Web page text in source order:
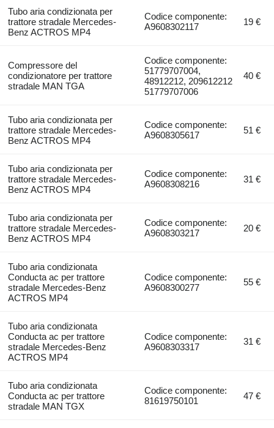
Tubo aria condizionata per
trattore stradale Mercedes-
Benz ACTROS MP4
Codice componente:
A9608302117
19 €
Compressore del
condizionatore per trattore
stradale MAN TGA
Codice componente:
51779707004,
48912212, 209612212
51779707006
40 €
Tubo aria condizionata per
trattore stradale Mercedes-
Benz ACTROS MP4
Codice componente:
A9608305617
51 €
Tubo aria condizionata per
trattore stradale Mercedes-
Benz ACTROS MP4
Codice componente:
A9608308216
31 €
Tubo aria condizionata per
trattore stradale Mercedes-
Benz ACTROS MP4
Codice componente:
A9608303217
20 €
Tubo aria condizionata
Conducta ac per trattore
stradale Mercedes-Benz
ACTROS MP4
Codice componente:
A9608300277
55 €
Tubo aria condizionata
Conducta ac per trattore
stradale Mercedes-Benz
ACTROS MP4
Codice componente:
A9608303317
31 €
Tubo aria condizionata
Conducta ac per trattore
stradale MAN TGX
Codice componente:
81619750101
47 €